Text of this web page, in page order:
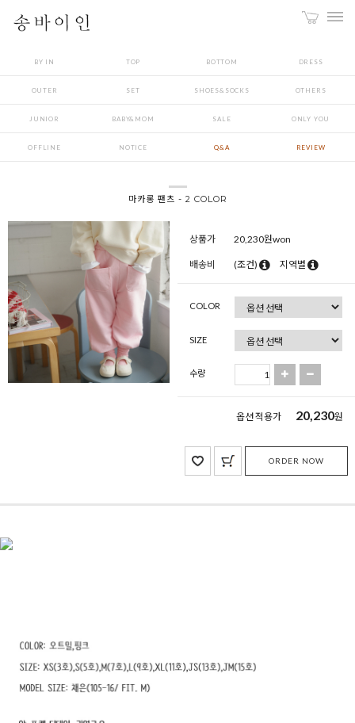
BY IN TOP BOTTOM DRESS
OUTER SET SHOES&SOCKS OTHERS
JUNIOR BABY&MOM SALE ONLY YOU
OFFLINE NOTICE Q&A REVIEW
마카롱 팬츠 - 2 COLOR
상품가 20,230원won
배송비 (조건) 지역별
COLOR
SIZE
수량
옵션 적용가 20,230원
ORDER NOW